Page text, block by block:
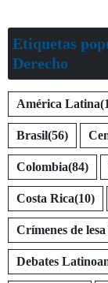
Etiquetas
Derecho
América Latina
Brasil(56)
Colombia(84)
Costa Rica(10)
Crímenes de
Debates